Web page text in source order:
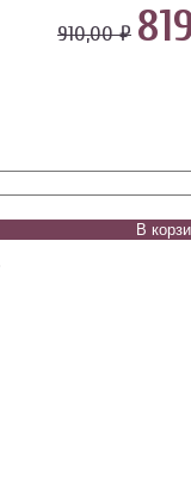
910,00 ₽
В